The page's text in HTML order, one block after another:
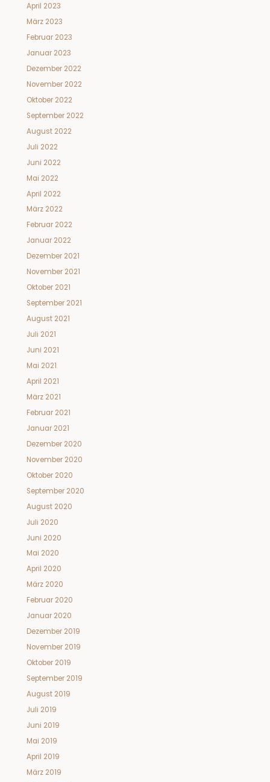
April 2023
März 2023
Februar 2023
Januar 2023
Dezember 2022
November 2022
Oktober 2022
September 2022
August 2022
Juli 2022
Juni 2022
Mai 2022
April 2022
März 2022
Februar 2022
Januar 2022
Dezember 2021
November 2021
Oktober 2021
September 2021
August 2021
Juli 2021
Juni 2021
Mai 2021
April 2021
März 2021
Februar 2021
Januar 2021
Dezember 2020
November 2020
Oktober 2020
September 2020
August 2020
Juli 2020
Juni 2020
Mai 2020
April 2020
März 2020
Februar 2020
Januar 2020
Dezember 2019
November 2019
Oktober 2019
September 2019
August 2019
Juli 2019
Juni 2019
Mai 2019
April 2019
März 2019